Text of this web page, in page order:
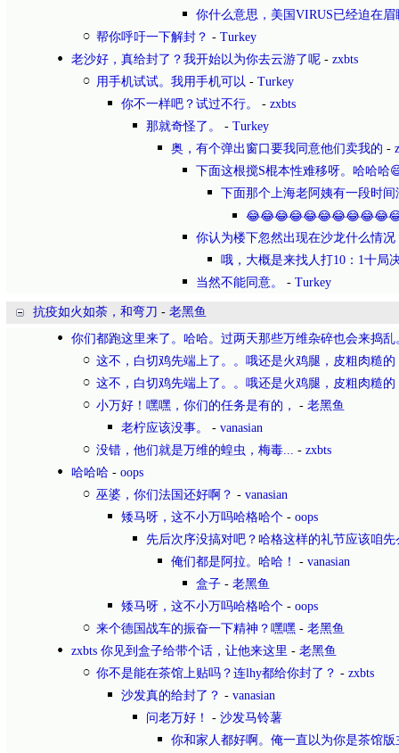
你什么意思，美国VIRUS已经迫在
帮你呼吁一下解封？ - Turkey
老沙好，真给封了？我开始以为你去云游了呢 - zxbts
用手机试试。我用手机可以 - Turkey
你不一样吧？试过不行。
- zxbts
那就奇怪了。
- Turkey
奥，有个弹出窗口要我同意他们卖我的 -
下面这根搅S棍本性难移呀。哈哈哈
下面那个上海老阿姨有一段时
你认为楼下忽然出现在沙龙什么情况
哦，大概是来找人打10：1十局
当然不能同意。
- Turkey
抗疫如火如荼，和弯刀 - 老黑鱼
你们都跑这里来了。哈哈。过两天那些万维杂碎也会来捣乱
这不，白切鸡先端上了。。哦还是火鸡腿，皮粗肉糙的
这不，白切鸡先端上了。。哦还是火鸡腿，皮粗肉糙的
小万好！嘿嘿，你们的任务是有的，
- 老黑鱼
老柠应该没事。
- vanasian
没错，他们就是万维的蝗虫，梅毒... - zxbts
哈哈哈 - oops
巫婆，你们法国还好啊？ - vanasian
矮马呀，这不小万吗哈格哈个 - oops
先后次序没搞对吧？哈格这样的礼节应该咱先
俺们都是阿拉。哈哈！
- vanasian
盒子 - 老黑鱼
矮马呀，这不小万吗哈格哈个 - oops
来个德国战车的振奋一下精神？嘿嘿 - 老黑鱼
zxbts 你见到盒子给带个话，让他来这里 - 老黑鱼
你不是能在茶馆上贴吗？连lhy都给你封了？ - zxbts
沙发真的给封了？ - vanasian
问老万好！
- 沙发马铃薯
你和家人都好啊。俺一直以为你是茶馆